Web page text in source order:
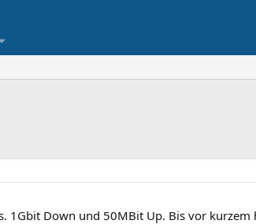
1Gbit Down und 50MBit Up. Bis vor kurzem